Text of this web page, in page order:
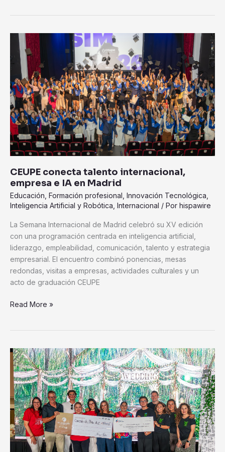
CEUPE conecta talento internacional,
empresa e IA en Madrid
Educación Formación profesional Innovación Tecnológica
Inteligencia Artificial y Robótica Internacional / Por hispawire
La Semana Internacional de Madrid celebró su XV edición
con una programación centrada en inteligencia artificial,
liderazgo, empleabilidad, comunicación, talento y estrategia
empresarial. El encuentro combinó ponencias, mesas
redondas, visitas a empresas, actividades culturales y un
acto de graduación CEUPE
CEUPE
conecta
talento
internacional,
empresa
e
IA
en
Madrid
Read More »
Cuando
el
arte
cambia
vidas:
estudiantes
de
Picacho
McGregor